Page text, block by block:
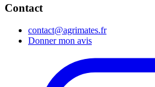
Contact
contact@agrimates.fr
Donner mon avis